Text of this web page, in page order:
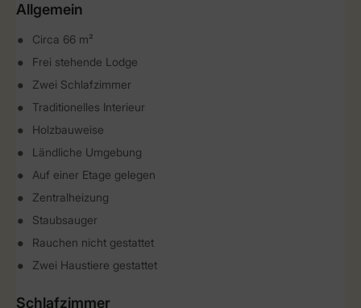
Allgemein
Circa 66 m²
Frei stehende Lodge
Zwei Schlafzimmer
Traditionelles Interieur
Holzbauweise
Ländliche Umgebung
Auf einer Etage gelegen
Zentralheizung
Staubsauger
Rauchen nicht gestattet
Zwei Haustiere gestattet
Schlafzimmer